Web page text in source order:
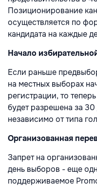
Позиционирование
осуществляется по
кандидата на каждые
Начало
Если раньше
на местных выборах
регистрации, то
будет разрешена за
независимо от типа
Организованная
Запрет на
день выборов - еще
поддерживаемое